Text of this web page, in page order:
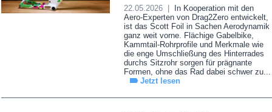
22.05.2026 |
In Kooperation mit den
Aero-Experten von Drag2Zero entwickelt,
ist das Scott Foil in Sachen Aerodynamik
ganz weit vorne. Flächige Gabelbike,
Kammtail-Rohrprofile und Merkmale wie
die enge Umschließung des Hinterrades
durchs Sitzrohr sorgen für prägnante
Formen, ohne das Rad dabei schwer zu...
Jetzt lesen